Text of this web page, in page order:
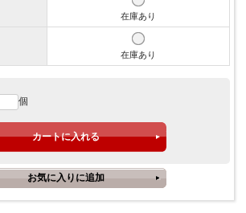
在庫あり
在庫あり
個